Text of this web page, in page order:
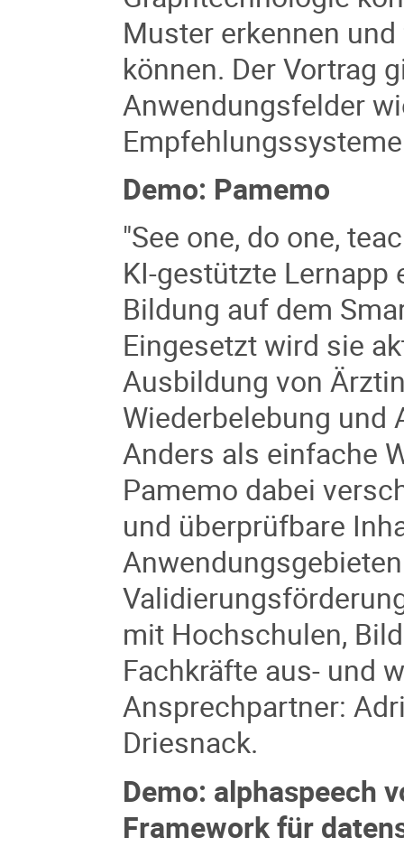
Muster erkennen
können. Der Vortrag
Anwendungsfelder
Demo: Pamemo
"See one, do one,
KI-gestützte
Bildung auf dem
Eingesetzt wird sie
Ausbildung von
Wiederbelebung und
Anders als einfache
Pamemo dabei
und überprüfbare
mit Hochschulen,
Fachkräfte aus- und
Ansprechpartner:
Driesnack.
Demo: alphaspeech
Framework für